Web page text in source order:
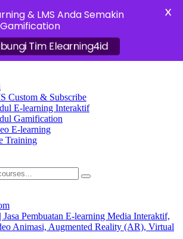
Custom & Subscribe
E-learning Interaktif
Gamification
E-learning
Training
& LMS Anda Semakin
Tim Elearning4id
X